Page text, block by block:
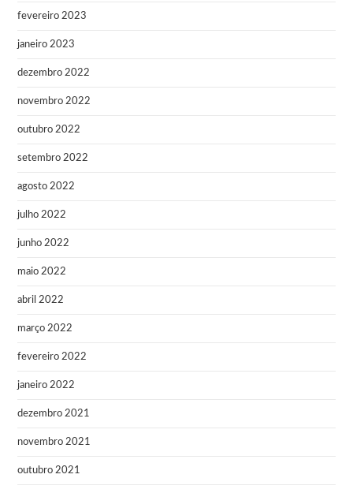
fevereiro 2023
janeiro 2023
dezembro 2022
novembro 2022
outubro 2022
setembro 2022
agosto 2022
julho 2022
junho 2022
maio 2022
abril 2022
março 2022
fevereiro 2022
janeiro 2022
dezembro 2021
novembro 2021
outubro 2021